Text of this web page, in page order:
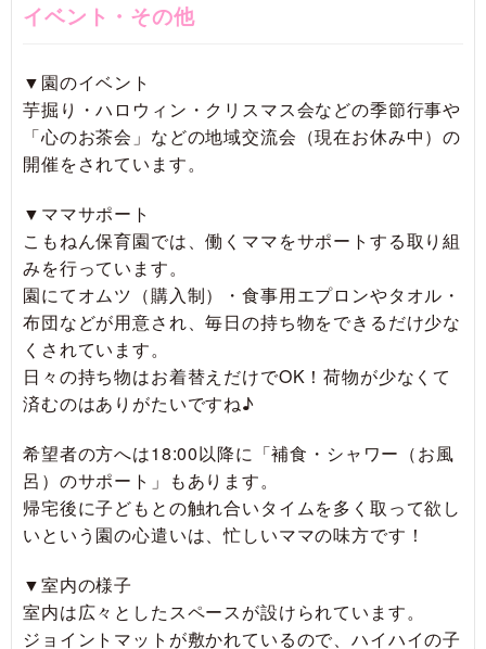
イベント・その他
▼園のイベント
芋掘り・ハロウィン・クリスマス会などの季節行事や
「心のお茶会」などの地域交流会（現在お休み中）の
開催をされています。
▼ママサポート
こもねん保育園では、働くママをサポートする取り組
みを行っています。
園にてオムツ（購入制）・食事用エプロンやタオル・
布団などが用意され、毎日の持ち物をできるだけ少な
くされています。
日々の持ち物はお着替えだけでOK！荷物が少なくて
済むのはありがたいですね♪
希望者の方へは18:00以降に「補食・シャワー（お風
呂）のサポート」もあります。
帰宅後に子どもとの触れ合いタイムを多く取って欲し
いという園の心遣いは、忙しいママの味方です！
▼室内の様子
室内は広々としたスペースが設けられています。
ジョイントマットが敷かれているので、ハイハイの子